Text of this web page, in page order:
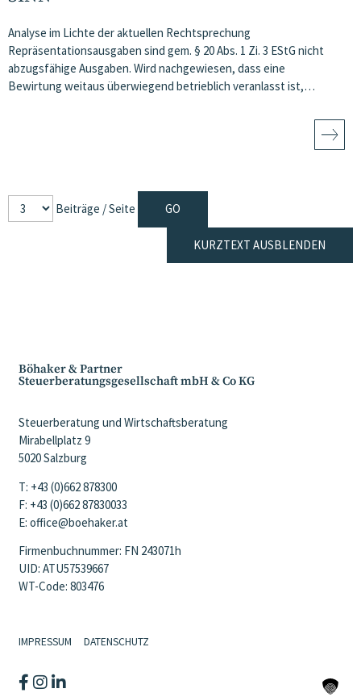
Analyse im Lichte der aktuellen Rechtsprechung
Repräsentationsausgaben sind gem. § 20 Abs. 1 Zi. 3 EStG nicht
abzugsfähige Ausgaben. Wird nachgewiesen, dass eine
Bewirtung weitaus überwiegend betrieblich veranlasst ist,…
Beiträge / Seite
KURZTEXT AUSBLENDEN
Böhaker & Partner
Steuerberatungsgesellschaft mbH & Co KG
Steuerberatung und Wirtschaftsberatung
Mirabellplatz 9
5020 Salzburg
T: +43 (0)662 878300
F: +43 (0)662 87830033
E: office@boehaker.at
Firmenbuchnummer: FN 243071h
UID: ATU57539667
WT-Code: 803476
IMPRESSUM DATENSCHUTZ